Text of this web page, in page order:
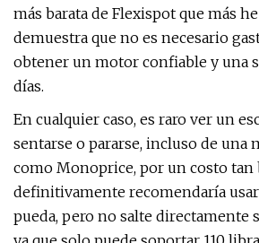
más barata de Flexispot que más
demuestra que no es necesario
obtener un motor confiable y una
días.
En cualquier caso, es raro ver un
sentarse o pararse, incluso de una
como Monoprice, por un costo tan
definitivamente recomendaría
pueda, pero no salte directamente